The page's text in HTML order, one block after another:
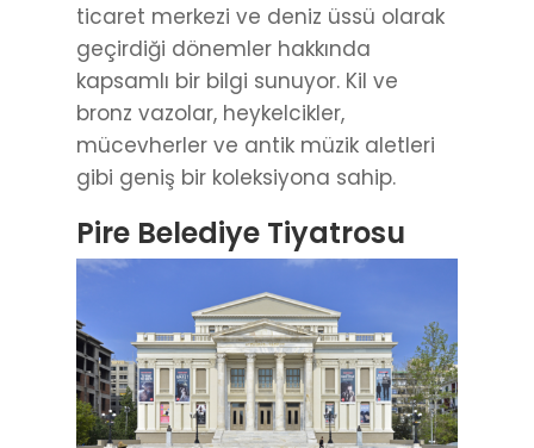
ticaret merkezi ve deniz üssü olarak
geçirdiği dönemler hakkında
kapsamlı bir bilgi sunuyor. Kil ve
bronz vazolar, heykelcikler,
mücevherler ve antik müzik aletleri
gibi geniş bir koleksiyona sahip.
Pire Belediye Tiyatrosu